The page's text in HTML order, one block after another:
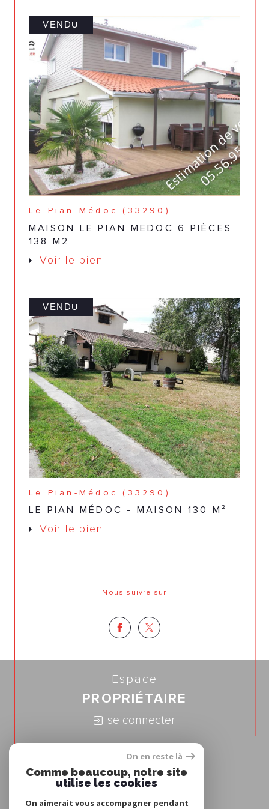
VENDU
Le Pian-Médoc (33290)
MAISON LE PIAN MEDOC 6 PIÈCES
138 M2
Voir le bien
VENDU
Le Pian-Médoc (33290)
LE PIAN MÉDOC - MAISON 130 M²
Voir le bien
Nous suivre sur
Espace
PROPRIÉTAIRE
se connecter
Nous
ADHÉRONS
On en reste là
Comme beaucoup, notre site
utilise les cookies
On aimerait vous accompagner pendant